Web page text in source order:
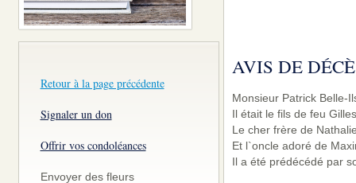
Retour à la page précédente
Signaler un don
Offrir vos condoléances
Envoyer des fleurs
AVIS DE
Monsieur Patrick Belle-
Il était le fils de feu
Le cher frère de
Et l`oncle adoré de
Il a été prédécédé par